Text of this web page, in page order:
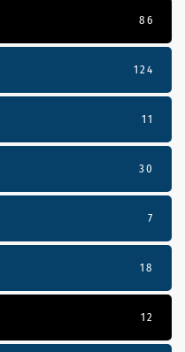
86
124
11
30
7
18
12